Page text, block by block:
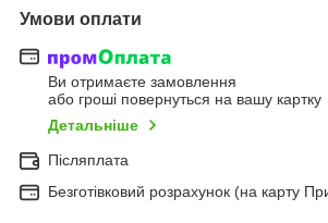
Умови оплати
Ви отримаєте замовлення
або гроші повернуться на вашу картку
Детальніше
Післяплата
Безготівковий розрахунок (на карту